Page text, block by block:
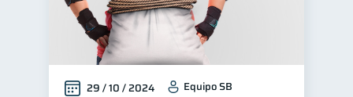
29 / 10 / 2024 Equipo SB